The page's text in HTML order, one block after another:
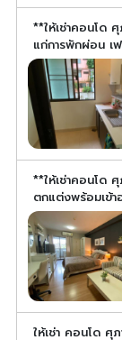
**ให้เช่าคอนโด
แก่การพักผ่อน เ
**ให้เช่าคอนโด
ตกแต่งพร้อมเข้า
ให้เช่า คอนโด